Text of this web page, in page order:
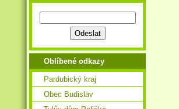
Oblíbené odkazy
Pardubický kraj
Obec Budislav